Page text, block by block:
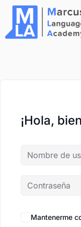
contenido
¡Hola,
Mantenerme